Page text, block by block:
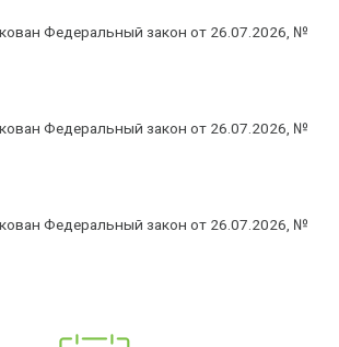
Федеральный закон от 26.07.2026, №
Федеральный закон от 26.07.2026, №
Федеральный закон от 26.07.2026, №